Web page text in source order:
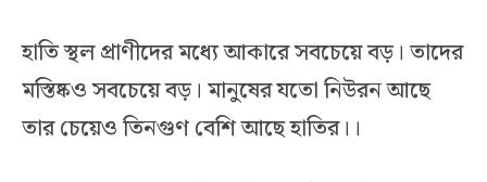
হাতি স্থল প্রাণীদের মধ্যে আকারে সবচেয়ে বড়। তাদের
মস্তিষ্কও সবচেয়ে বড়। মানুষের যতো নিউরন আছে
তার চেয়েও তিনগুণ বেশি আছে হাতির।।